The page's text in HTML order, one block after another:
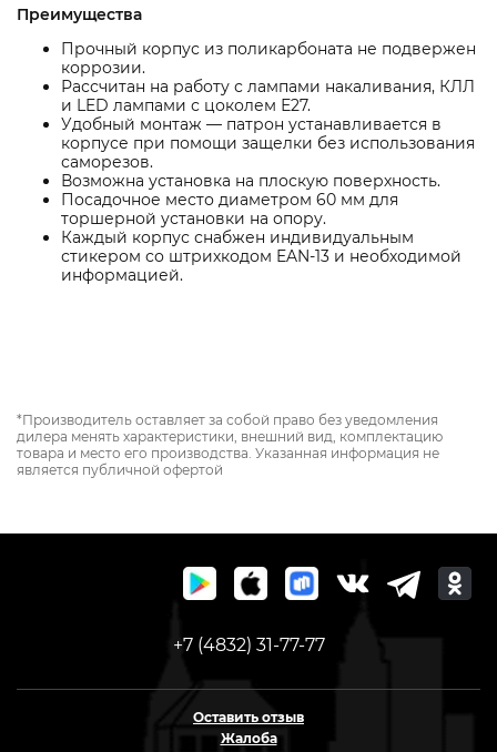
Преимущества
Прочный корпус из поликарбоната не подвержен
коррозии.
Рассчитан на работу с лампами накаливания, КЛЛ
и LED лампами с цоколем Е27.
Удобный монтаж — патрон устанавливается в
корпусе при помощи защелки без использования
саморезов.
Возможна установка на плоскую поверхность.
Посадочное место диаметром 60 мм для
торшерной установки на опору.
Каждый корпус снабжен индивидуальным
стикером со штрихкодом EAN-13 и необходимой
информацией.
*Производитель оставляет за собой право без уведомления
дилера менять характеристики, внешний вид, комплектацию
товара и место его производства. Указанная информация не
является публичной офертой
+7 (4832) 31-77-77
Оставить отзыв
Жалоба